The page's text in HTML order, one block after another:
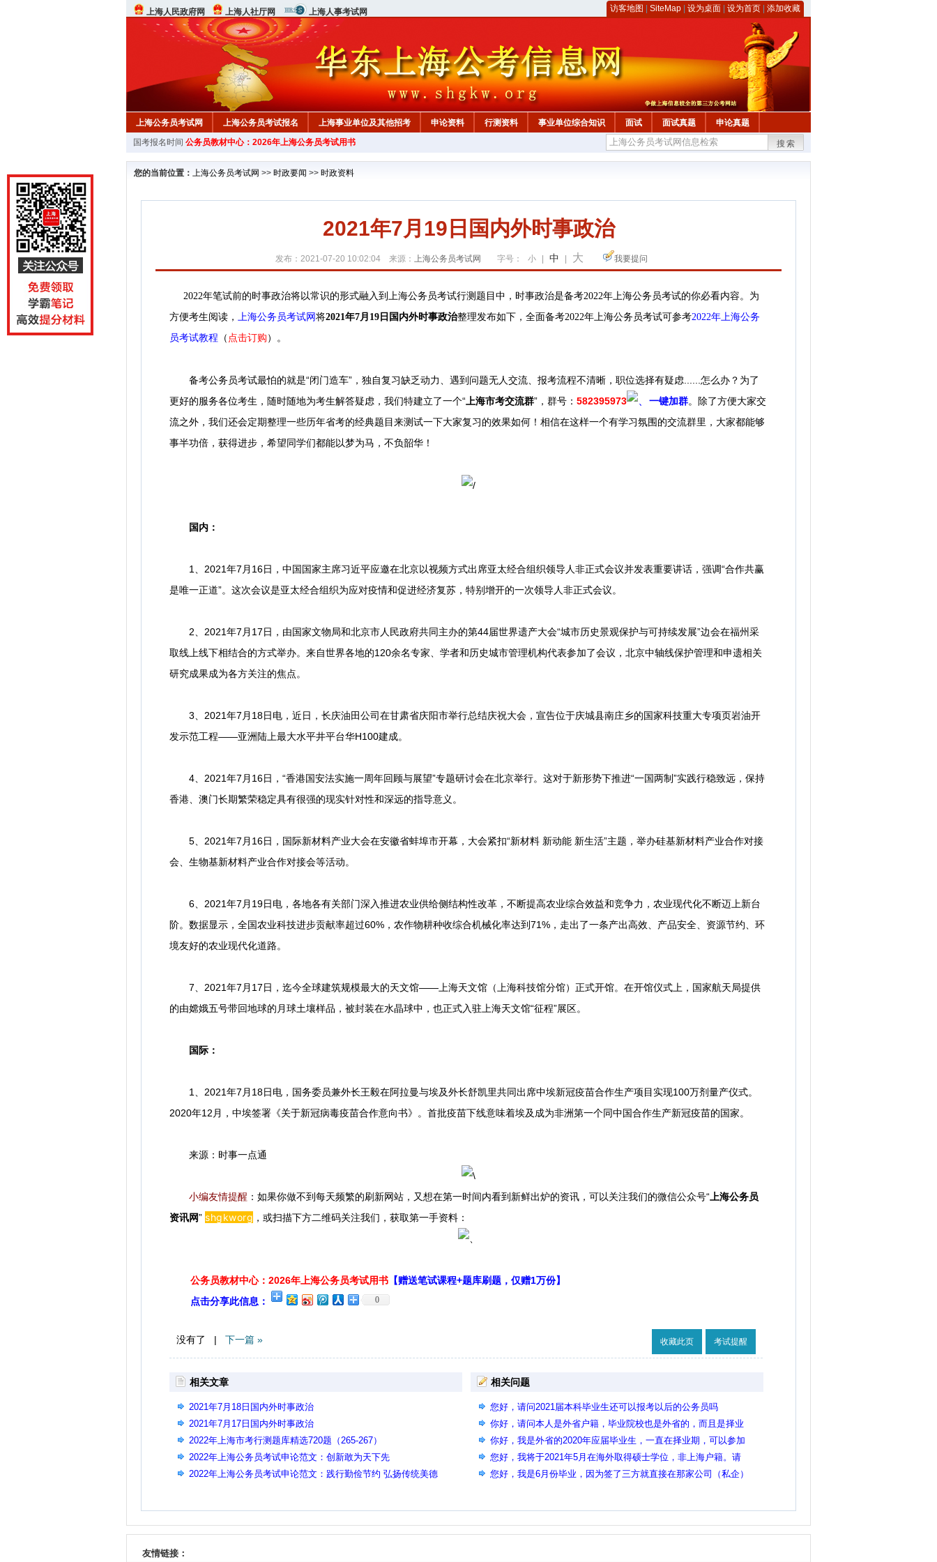
上海人民政府网 上海人社厅网 上海人事考试网 访客地图 SiteMap 设为桌面 设为首页 添加收藏
上海公务员考试网 上海公务员考试报名 上海事业单位及其他招考 申论资料 行测资料 事业单位综合知识 面试 面试真题 申论真题
行测真题 在线咨询 教材中心
国考报名时间 公务员教材中心：2026年上海公务员考试用书 搜索
您的当前位置： 上海公务员考试网 >> 时政要闻 >> 时政资料
2021年7月19日国内外时事政治
发布：2021-07-20 10:02:04 来源： 上海公务员考试网 字号： 小 中 大 我要提问
2022年笔试前的时事政治将以常识的形式融入到上海公务员考试行测题目中，时事政治是备考2022年上海公务员考试的你必看内容。为
方便考生阅读， 上海公务员考试网 将2021年7月19 日国内外时事政治整理发布如下， 全面备考2022年上海公务员考试可参考2022年上海公务
员考试教程 （ 点击订购 ）。
备考公务员考试最怕的就是“闭门造车”，独自复习缺乏动力、遇到问题无人交流、报考流程不清晰，职位选择有疑虑......怎么办？为了
更好的服务各位考生，随时随地为考生解答疑虑，我们特建立了一个“ 上海市考交流群”，群号： 582395973 一键加群。除了方便大家交
流之外，我们还会定期整理一些历年省考的经典题目来测试一下大家复习的效果如何！相信在这样一个有学习氛围的交流群里，大家都能够
事半功倍，获得进步，希望同学们都能以梦为马，不负韶华！
国内：
1、2021年7月16日，中国国家主席习近平应邀在北京以视频方式出席亚太经合组织领导人非正式会议并发表重要讲话，强调“合作共赢
是唯一正道”。这次会议是亚太经合组织为应对疫情和促进经济复苏，特别增开的一次领导人非正式会议。
2、2021年7月17日，由国家文物局和北京市人民政府共同主办的第44届世界遗产大会“城市历史景观保护与可持续发展”边会在福州采
取线上线下相结合的方式举办。来自世界各地的120余名专家、学者和历史城市管理机构代表参加了会议，北京中轴线保护管理和申遗相关
研究成果成为各方关注的焦点。
3、2021年7月18日电，近日，长庆油田公司在甘肃省庆阳市举行总结庆祝大会，宣告位于庆城县南庄乡的国家科技重大专项页岩油开
发示范工程——亚洲陆上最大水平井平台华H100建成。
4、2021年7月16日，“香港国安法实施一周年回顾与展望”专题研讨会在北京举行。这对于新形势下推进“一国两制”实践行稳致远，保持
香港、澳门长期繁荣稳定具有很强的现实针对性和深远的指导意义。
5、2021年7月16日，国际新材料产业大会在安徽省蚌埠市开幕，大会紧扣“新材料 新动能 新生活”主题，举办硅基新材料产业合作对接
会、生物基新材料产业合作对接会等活动。
6、2021年7月19日电，各地各有关部门深入推进农业供给侧结构性改革，不断提高农业综合效益和竞争力，农业现代化不断迈上新台
阶。数据显示，全国农业科技进步贡献率超过60%，农作物耕种收综合机械化率达到71%，走出了一条产出高效、产品安全、资源节约、环
境友好的农业现代化道路。
7、2021年7月17日，迄今全球建筑规模最大的天文馆——上海天文馆（上海科技馆分馆）正式开馆。在开馆仪式上，国家航天局提供
的由嫦娥五号带回地球的月球土壤样品，被封装在水晶球中，也正式入驻上海天文馆“征程”展区。
国际：
1、2021年7月18日电，国务委员兼外长王毅在阿拉曼与埃及外长舒凯里共同出席中埃新冠疫苗合作生产项目实现100万剂量产仪式。
2020年12月，中埃签署《关于新冠病毒疫苗合作意向书》。首批疫苗下线意味着埃及成为非洲第一个同中国合作生产新冠疫苗的国家。
来源：时事一点通
小编友情提醒 ：如果你做不到每天频繁的刷新网站，又想在第一时间内看到新鲜出炉的资讯，可以关注我们的微信公众号“ 上海公务员
资讯网” shgkworg ，或扫描下方二维码关注我们，获取第一手资料：
公务员教材中心：2026年上海公务员考试用书 【赠送笔试课程+题库刷题，仅赠1万份】
点击分享此信息：
0
没有了 | 下一篇 » 收藏此页 考试提醒
相关文章
2021年7月18日国内外时事政治
2021年7月17日国内外时事政治
2022年上海市考行测题库精选720题（265-267）
2022年上海公务员考试申论范文：创新敢为天下先
2022年上海公务员考试申论范文：践行勤俭节约 弘扬传统美德
相关问题
您好，请问2021届本科毕业生还可以报考以后的公务员吗
你好，请问本人是外省户籍，毕业院校也是外省的，而且是择业
期的应届毕业生，可以报考上海市市招公务员吗？
你好，我是外省的2020年应届毕业生，一直在择业期，可以参加
2021年底的上海市公务员考试吗
您好，我将于2021年5月在海外取得硕士学位，非上海户籍。请
问可以以应届生身份参加上海市2021年年底的公务员考试吗？
您好，我是6月份毕业，因为签了三方就直接在那家公司（私企）
友情链接：